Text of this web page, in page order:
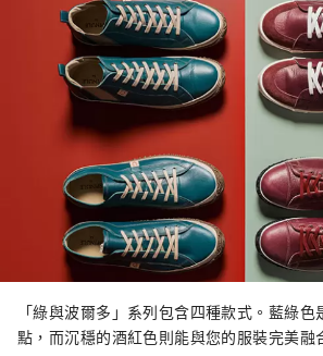
「綠與波爾多」系列包含四種款式。藍綠
點，而沉穩的酒紅色則能與您的服裝完美融